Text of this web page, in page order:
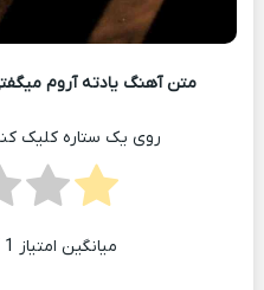
متن آهنگ یادته آروم
روی یک ستاره کلیک
میانگین امتیاز 1